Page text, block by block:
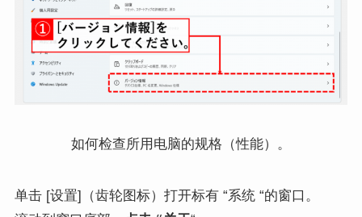
如何检查所用电脑的规格（性能）。
单击 [设置]（齿轮图标）打开标有 “系统 “的窗口。